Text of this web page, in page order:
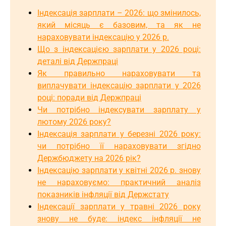
Індексація зарплати – 2026: що змінилось,
який місяць є базовим, та як не
нараховувати індексацію у 2026 р.
Що з індексацією зарплати у 2026 році:
деталі від Держпраці
Як правильно нараховувати та
виплачувати індексацію зарплати у 2026
році: поради від Держпраці
Чи потрібно індексувати зарплату у
лютому 2026 року?
Індексація зарплати у березні 2026 року:
чи потрібно її нараховувати згідно
Держбюджету на 2026 рік?
Індексацію зарплати у квітні 2026 р. знову
не нараховуємо: практичний аналіз
показників інфляції від Держстату
Індексації зарплати у травні 2026 року
знову не буде: індекс інфляції не